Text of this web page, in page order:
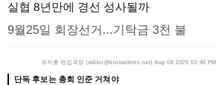
실협 8년만에 경선 성사될까
9월25일 회장선거...기탁금 3천 불
유지훈 편집국장 (editor@koreatimes.net) Aug 08 2025 03:40 PM
단독 후보는 총회 인준 거쳐야